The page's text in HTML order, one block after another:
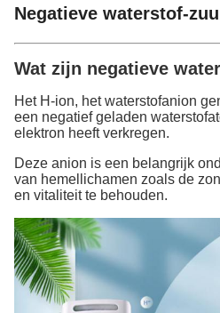
Negatieve waterstof-
Wat zijn negatieve
Het H-ion, het waterstofanion
een negatief geladen
elektron heeft verkregen.
Deze anion is een belangrijk
van hemellichamen zoals de
en vitaliteit te behouden.